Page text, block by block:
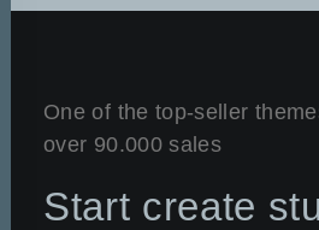
METALLBAU
BAUMASCHINEN-SERVICE
One of the top-seller
over 90.000 sales
Start create